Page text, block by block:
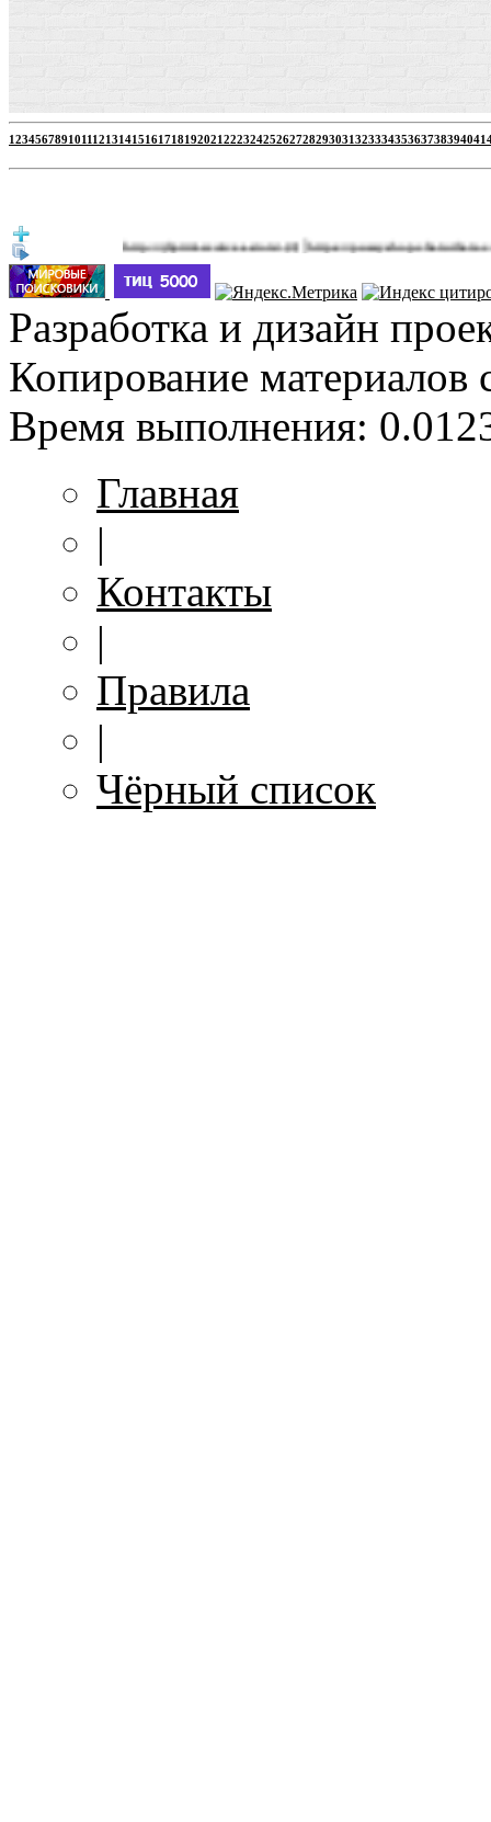
1234567891011121314151617181920212223242526272829303132333435363738394041
http://jbprimecurves.store/(3)|https://pussyshop.chaturbate.com/
Разработка и дизайн
Копирование материалов
Время выполнения:
Главная
|
Контакты
|
Правила
|
Чёрный список